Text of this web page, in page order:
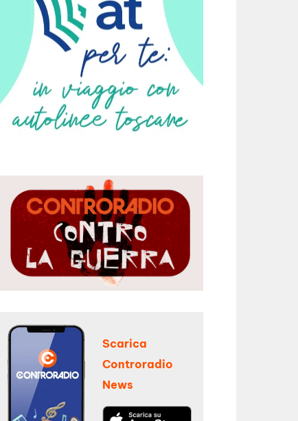
Scarica
Controradio
News